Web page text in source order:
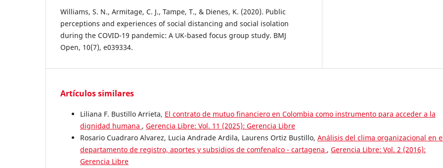
Williams, S. N., Armitage, C. J., Tampe, T., & Dienes, K. (2020). Public
perceptions and experiences of social distancing and social isolation
during the COVID-19 pandemic: A UK-based focus group study. BMJ
Open, 10(7), e039334.
Artículos similares
Liliana F. Bustillo Arrieta, El contrato de mutuo financiero en Colombia como instrumento para acceder a la
dignidad humana , Gerencia Libre: Vol. 11 (2025): Gerencia Libre
Rosario Cuadraro Alvarez, Lucia Andrade Ardila, Laurens Ortiz Bustillo, Análisis del clima organizacional en
departamento de registro, aportes y subsidios de comfenalco - cartagena , Gerencia Libre: Vol. 2 (2016):
Gerencia Libre